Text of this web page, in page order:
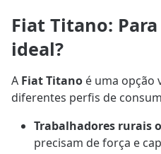
Fiat Titano:
ideal?
A Fiat Titano é uma opção
diferentes perfis de
Trabalhadores rurais
precisam de força e